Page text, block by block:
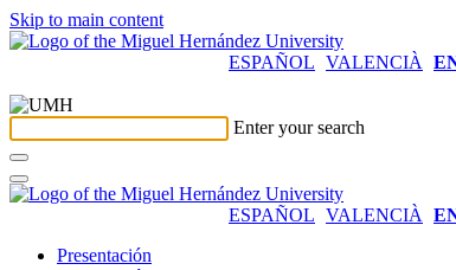
Skip to main content
ESPAÑOL VALENCIÀ
Enter your search
ESPAÑOL VALENCIÀ
Presentación